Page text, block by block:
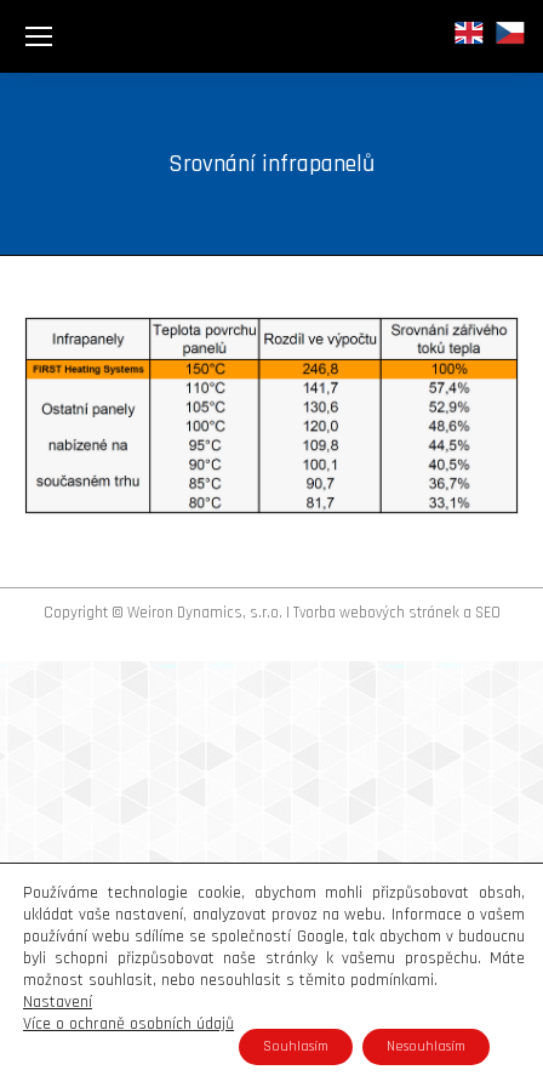
Srovnání infrapanelů
Copyright © Weiron Dynamics, s.r.o. | Tvorba webových stráneka SEO
Používáme technologie cookie, abychom mohli přizpůsobovat obsah,
ukládat vaše nastavení, analyzovat provoz na webu. Informace o vašem
používání webu sdílíme se společností Google, tak abychom v budoucnu
byli schopni přizpůsobovat naše stránky k vašemu prospěchu. Máte
možnost souhlasit, nebo nesouhlasit s těmito podmínkami.
Nastavení
Více o ochraně osobních údajů
Souhlasím Nesouhlasím